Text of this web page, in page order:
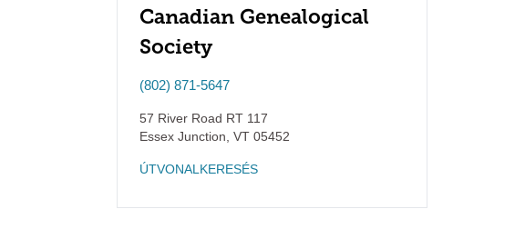
Canadian Genealogical
Society
(802) 871-5647
57 River Road RT 117
Essex Junction VT 05452
ÚTVONALKERESÉS